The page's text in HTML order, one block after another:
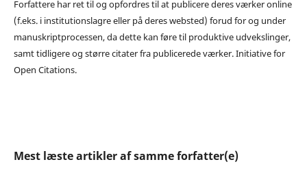
Forfattere har ret til og opfordres til at publicere deres værker online
(f.eks. i institutionslagre eller på deres websted) forud for og under
manuskriptprocessen, da dette kan føre til produktive udvekslinger,
samt tidligere og større citater fra publicerede værker. Initiative for
Open Citations.
Mest læste artikler af samme forfatter(e)